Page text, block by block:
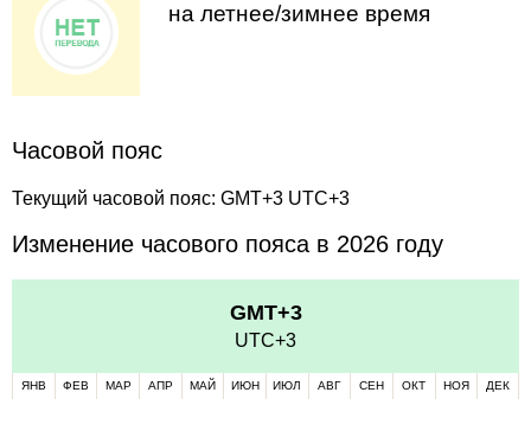
на летнее/зимнее время
Часовой пояс
Текущий часовой пояс: GMT+3 UTC+3
Изменение часового пояса в 2026 году
GMT+3
UTC+3
ЯНВ ФЕВ МАР АПР МАЙ ИЮН ИЮЛ АВГ СЕН ОКТ НОЯ ДЕК